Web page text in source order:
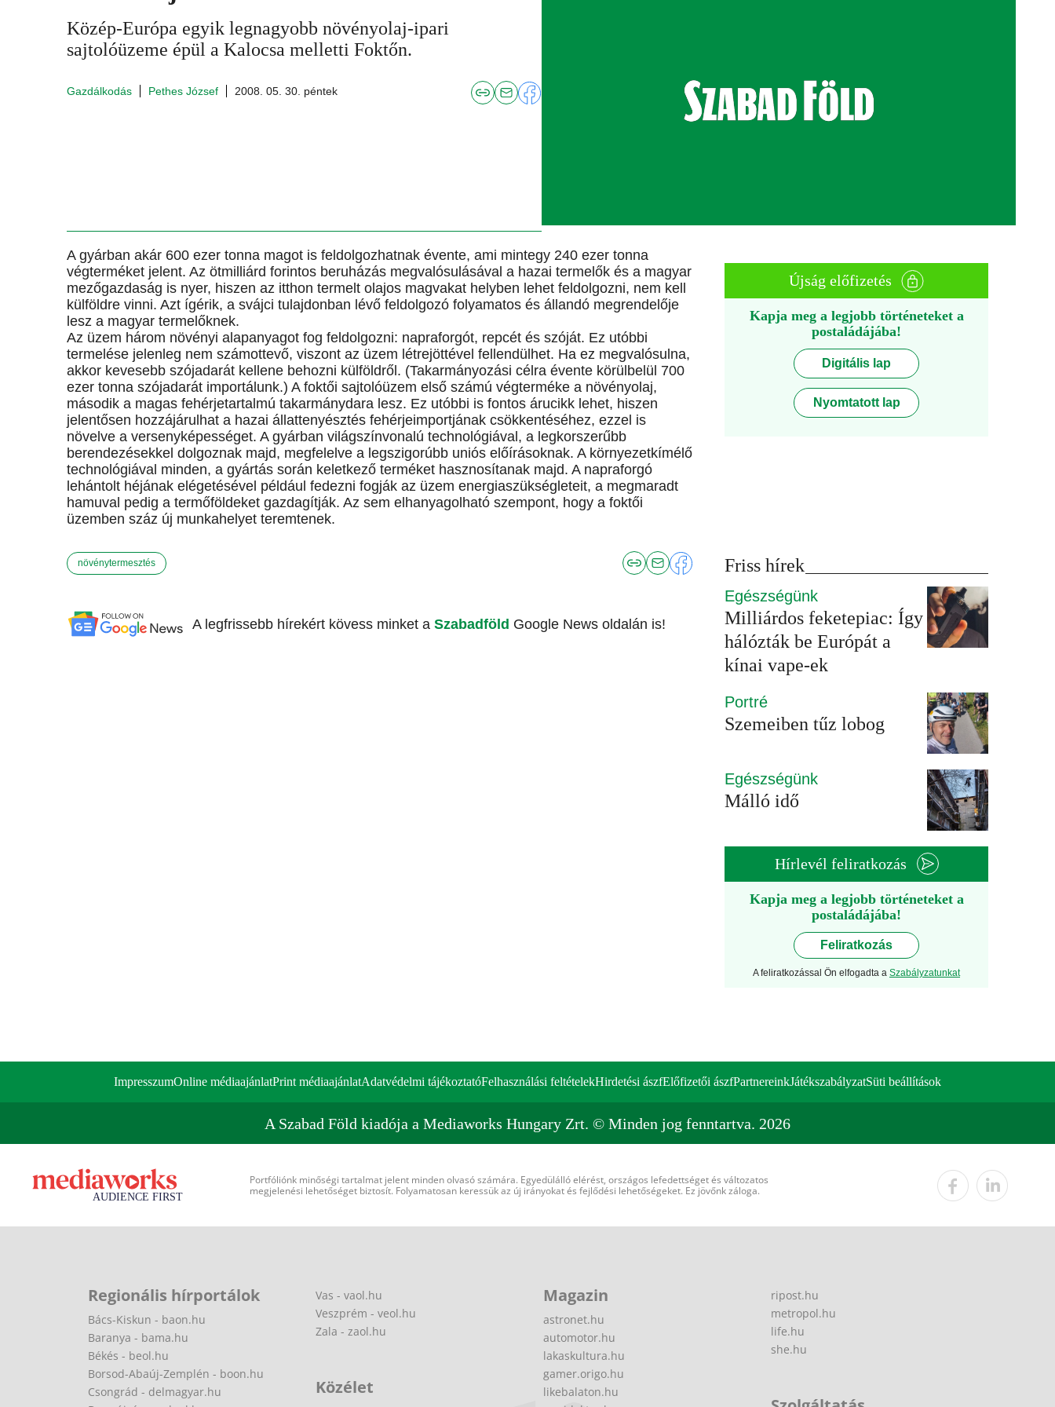
Közép-Európa egyik legnagyobb növényolaj-ipari
sajtolóüzeme épül a Kalocsa melletti Foktőn.
Gazdálkodás Pethes József 2008. 05. 30. péntek
A gyárban akár 600 ezer tonna magot is feldolgozhatnak évente, ami mintegy 240 ezer tonna
végterméket jelent. Az ötmilliárd forintos beruházás megvalósulásával a hazai termelők és a magyar
mezőgazdaság is nyer, hiszen az itthon termelt olajos magvakat helyben lehet feldolgozni, nem kell
külföldre vinni. Azt ígérik, a svájci tulajdonban lévő feldolgozó folyamatos és állandó megrendelője
lesz a magyar termelőknek.
Az üzem három növényi alapanyagot fog feldolgozni: napraforgót, repcét és szóját. Ez utóbbi
termelése jelenleg nem számottevő, viszont az üzem létrejöttével fellendülhet. Ha ez megvalósulna,
akkor kevesebb szójadarát kellene behozni külföldről. (Takarmányozási célra évente körülbelül 700
ezer tonna szójadarát importálunk.) A foktői sajtolóüzem első számú végterméke a növényolaj,
második a magas fehérjetartalmú takarmánydara lesz. Ez utóbbi is fontos árucikk lehet, hiszen
jelentősen hozzájárulhat a hazai állattenyésztés fehérjeimportjának csökkentéséhez, ezzel is
növelve a versenyképességet. A gyárban világszínvonalú technológiával, a legkorszerűbb
berendezésekkel dolgoznak majd, megfelelve a legszigorúbb uniós előírásoknak. A környezetkímélő
technológiával minden, a gyártás során keletkező terméket hasznosítanak majd. A napraforgó
lehántolt héjának elégetésével például fedezni fogják az üzem energiaszükségleteit, a megmaradt
hamuval pedig a termőföldeket gazdagítják. Az sem elhanyagolható szempont, hogy a foktői
üzemben száz új munkahelyet teremtenek.
növénytermesztés
A legfrissebb hírekért kövess minket a Szabadföld Google News oldalán is!
Újság előfizetés
Kapja meg a legjobb történeteket a
postaládájába!
Digitális lap
Nyomtatott lap
Friss hírek
Egészségünk
Milliárdos feketepiac: Így
hálózták be Európát a
kínai vape-ek
Portré
Szemeiben tűz lobog
Egészségünk
Málló idő
Hírlevél feliratkozás
Kapja meg a legjobb történeteket a
postaládájába!
Feliratkozás
A feliratkozással Ön elfogadta a Szabályzatunkat
ImpresszumOnline médiaajánlatPrint médiaajánlatAdatvédelmi tájékoztatóFelhasználási feltételekHirdetési ászfElőfizetői ászfPartnereinkJátékszabályzatSüti beállítások
A Szabad Föld kiadója a Mediaworks Hungary Zrt. © Minden jog fenntartva. 2026
Portfóliónk minőségi tartalmat jelent minden olvasó számára. Egyedülálló elérést, országos lefedettséget és változatos
megjelenési lehetőséget biztosít. Folyamatosan keressük az új irányokat és fejlődési lehetőségeket. Ez jövőnk záloga.
Regionális hírportálok
Bács-Kiskun - baon.hu
Baranya - bama.hu
Békés - beol.hu
Borsod-Abaúj-Zemplén - boon.hu
Csongrád - delmagyar.hu
Vas - vaol.hu
Veszprém - veol.hu
Zala - zaol.hu
Közélet
Magazin
astronet.hu
automotor.hu
lakaskultura.hu
gamer.origo.hu
likebalaton.hu
ripost.hu
metropol.hu
life.hu
she.hu